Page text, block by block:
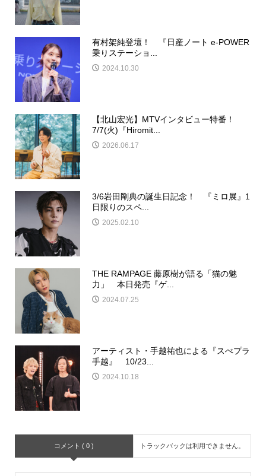
有村架純登壇！ 『日産ノート e-POWER
乗りステーショ...
2024.10.30
【北山宏光】MTVインタビュー特番！
7/7(火)『Hiromit...
2026.06.17
3/6岩田剛典の誕生日記念！ 『ミロ展』1
日限りのスペ...
2025.02.10
THE RAMPAGE 藤原樹が語る「猫の魅
力」 本日発売『ゲ...
2024.07.25
アーティスト・手越祐也による『スぺプラ
手越』 10/23...
2024.10.18
コメント ( 0 ) トラックバックは利用できません。